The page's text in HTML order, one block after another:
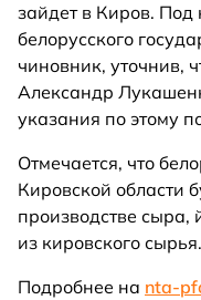
зайдет в Киров.
белорусского
чиновник, уточнив,
Александр
указания по этому
Отмечается, что
Кировской области
производстве сыра,
из кировского сырья.
Подробнее на nta-